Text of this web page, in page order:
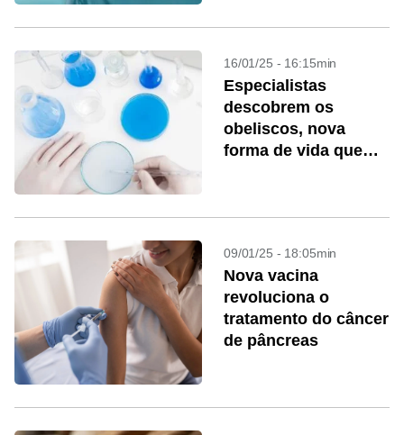
16/01/25 - 16:15min
Especialistas
descobrem os
obeliscos, nova
forma de vida que
09/01/25 - 18:05min
Nova vacina
revoluciona o
tratamento do câncer
de pâncreas